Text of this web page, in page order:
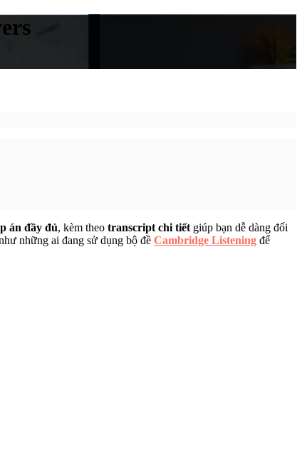
án đầy đủ, kèm theo transcript chi tiết giúp bạn dễ dàng đối
những ai đang sử dụng bộ đề Cambridge Listening để